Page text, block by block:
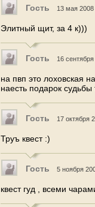
Гость 13 мая 2008
Элитный щит, за 4 к)))
Гость 16
на пвп это лоховская
наесть подарок судьбы
Гость 17 октября
Труъ квест :)
Гость 5 ноября
квест гуд , всеми